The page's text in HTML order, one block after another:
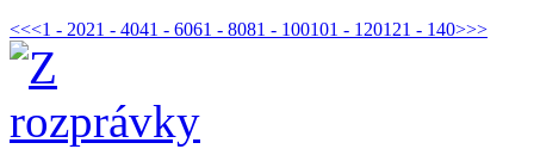
<<<1 - 2021 - 4041 - 6061 - 8081 - 100101 - 120121 - 140>>>